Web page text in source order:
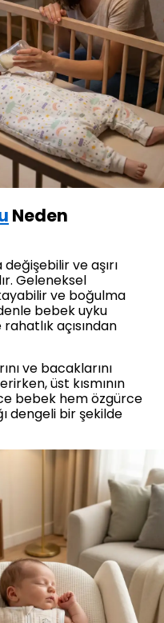
Neden
ve aşırı
Geleneksel
ve boğulma
bebek uyku
açısından
ve bacaklarını
üst kısmının
bebek hem özgürce
dengeli bir şekilde